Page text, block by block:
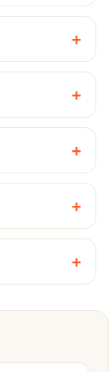
+
+
+
+
+